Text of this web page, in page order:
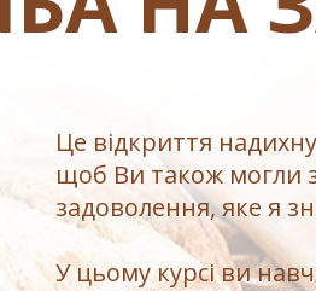
Це відкриття
щоб Ви також могли
задоволення, яке я
У цьому курсі ви